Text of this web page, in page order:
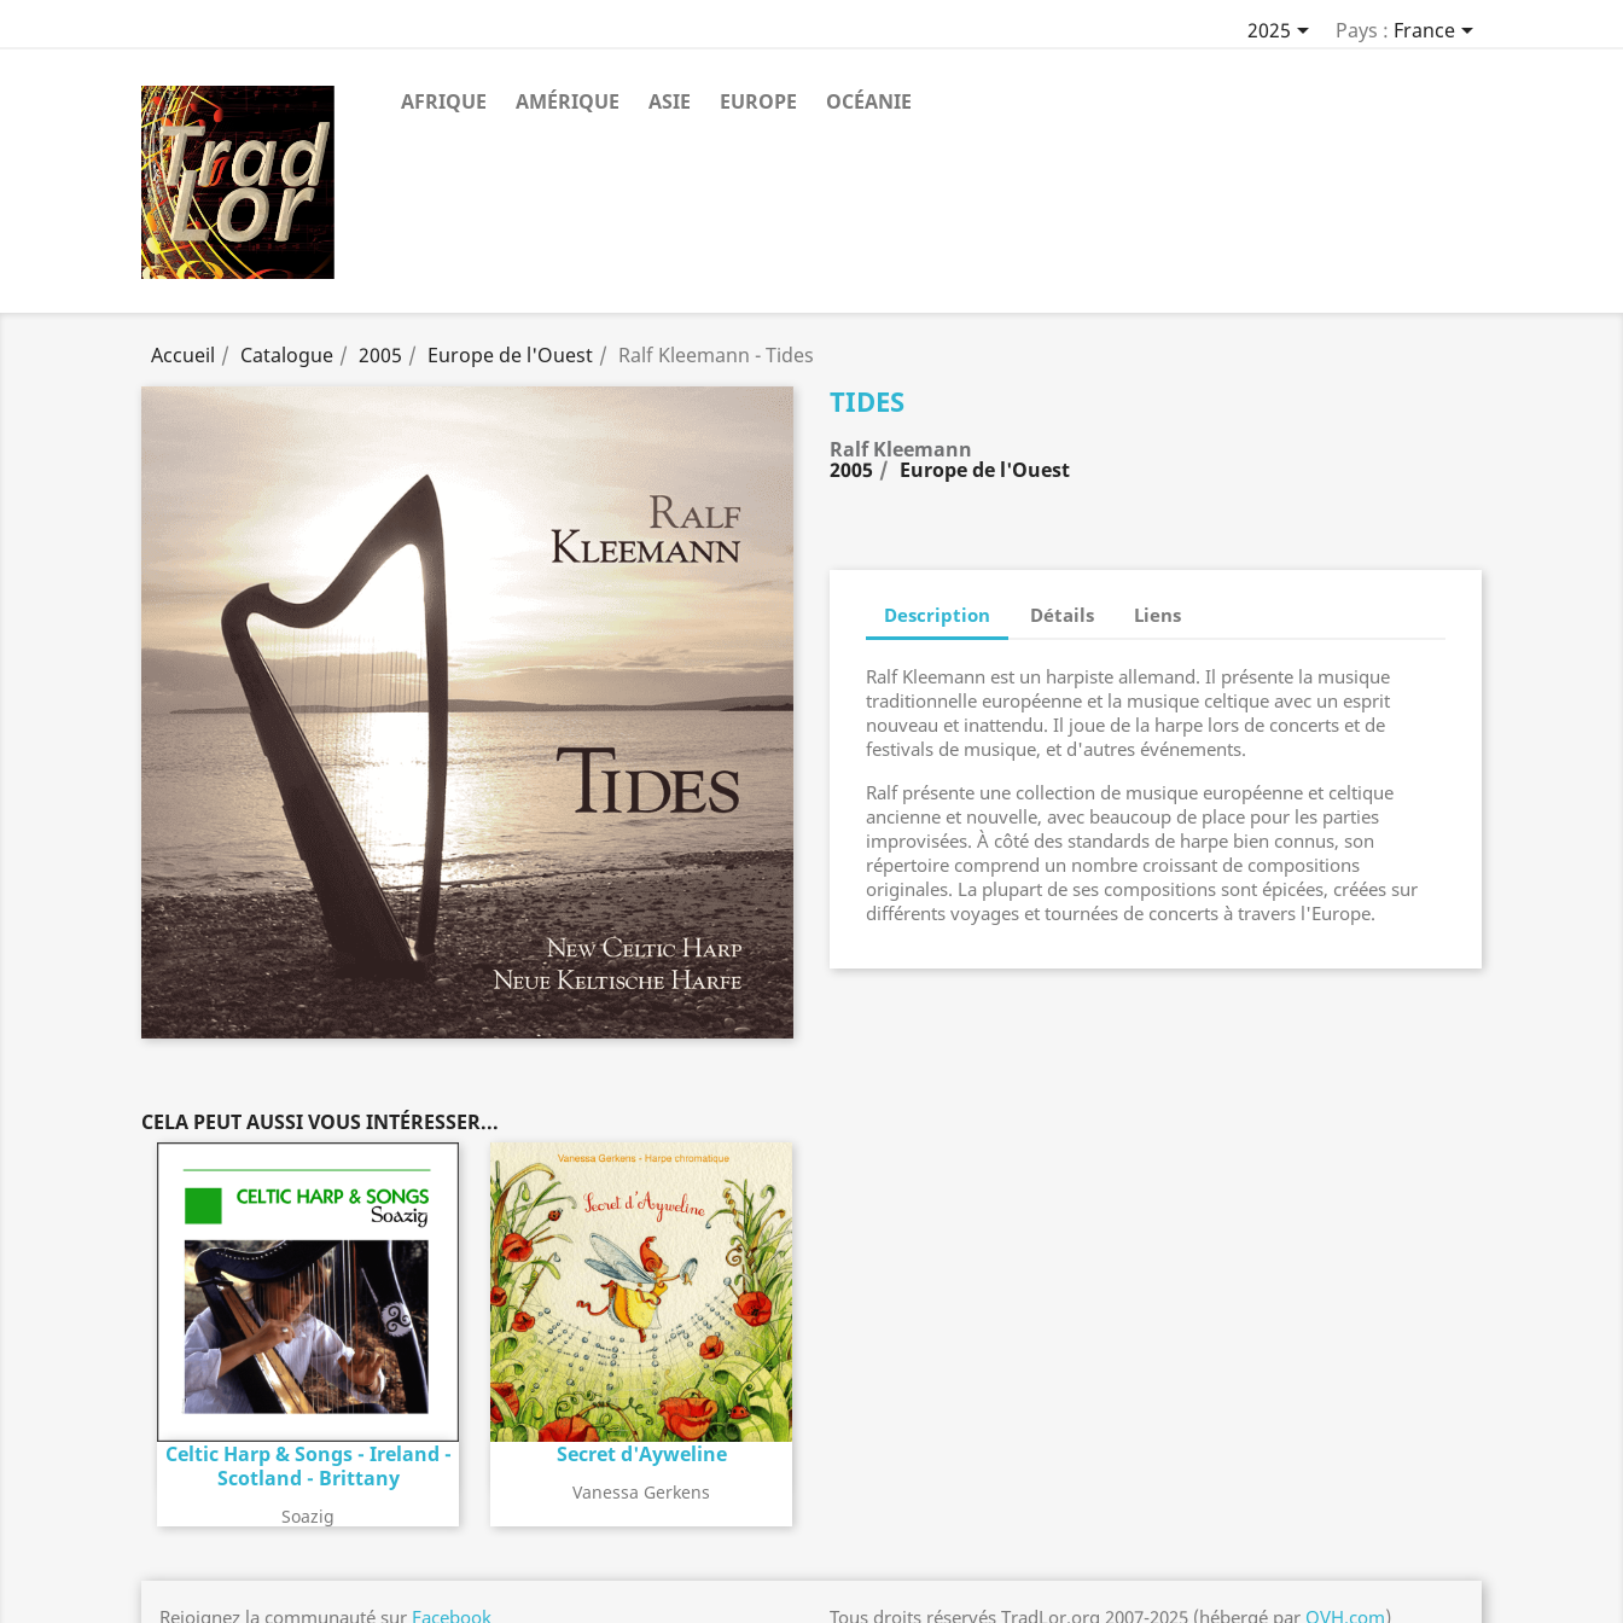
2025 Pays : France
AFRIQUE AMÉRIQUE ASIE EUROPE OCÉANIE
Accueil Catalogue 2005 Europe de l'Ouest Ralf Kleemann - Tides
TIDES
Ralf Kleemann
2005 Europe de l'Ouest
Description Détails Liens
Ralf Kleemann est un harpiste allemand. Il présente la musique
traditionnelle européenne et la musique celtique avec un esprit
nouveau et inattendu. Il joue de la harpe lors de concerts et de
festivals de musique, et d'autres événements.
Ralf présente une collection de musique européenne et celtique
ancienne et nouvelle, avec beaucoup de place pour les parties
improvisées. À côté des standards de harpe bien connus, son
répertoire comprend un nombre croissant de compositions
originales. La plupart de ses compositions sont épicées, créées sur
différents voyages et tournées de concerts à travers l'Europe.
CELA PEUT AUSSI VOUS INTÉRESSER...
Celtic Harp & Songs - Ireland -
Scotland - Brittany
Soazig
searchDétail de l'album Secret d'Ayweline
Vanessa Gerkens
searchDétail de l'album
Rejoignez la communauté sur Facebook Tous droits réservés TradLor.org 2007-2025 (hébergé par OVH.com)